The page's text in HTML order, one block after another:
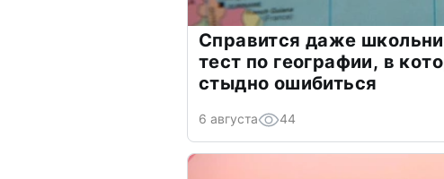
Справится даже
тест по географии, в
стыдно ошибиться
6 августа 44